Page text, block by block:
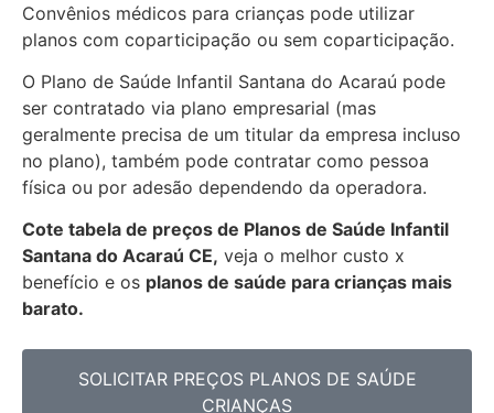
Convênios médicos para crianças pode utilizar
planos com coparticipação ou sem coparticipação.
O Plano de Saúde Infantil Santana do Acaraú pode
ser contratado via plano empresarial (mas
geralmente precisa de um titular da empresa incluso
no plano), também pode contratar como pessoa
física ou por adesão dependendo da operadora.
Cote tabela de preços de Planos de Saúde Infantil
Santana do Acaraú CE, veja o melhor custo x
benefício e os planos de saúde para crianças mais
barato.
SOLICITAR PREÇOS PLANOS DE SAÚDE
CRIANÇAS